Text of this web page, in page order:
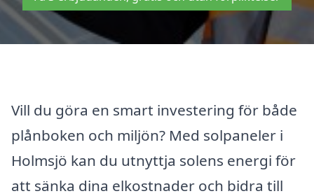
Vill du göra en smart investering för både
plånboken och miljön? Med solpaneler i
Holmsjö kan du utnyttja solens energi för
att sänka dina elkostnader och bidra till